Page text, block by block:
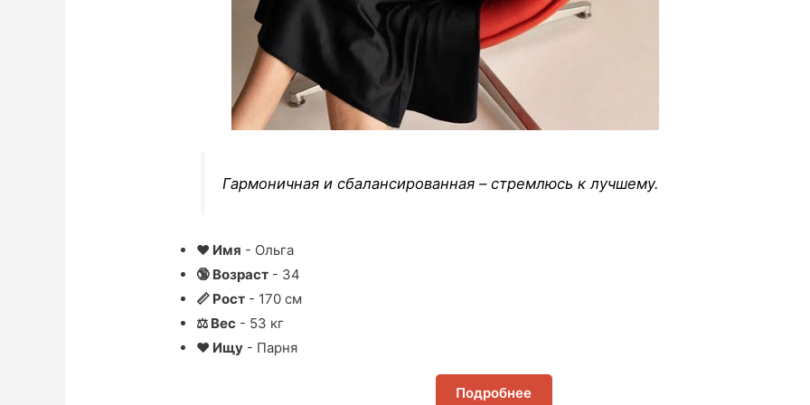
Гармоничная и сбалансированная – стремлюсь к лучшему.
❤ Имя - Ольга
🔞 Возраст - 34
📏 Рост - 170 см
⚖ Вес - 53 кг
❤ Ищу - Парня
Подробнее